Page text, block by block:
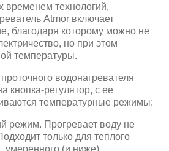
временем технологий,
Atmor включает
благодаря которому можно не
но при этом
температуры.
водонагревателя
кнопка-регулятор, с ее
температурные режимы:
режим. Прогревает воду не
только для теплого
умеренного (и ниже)